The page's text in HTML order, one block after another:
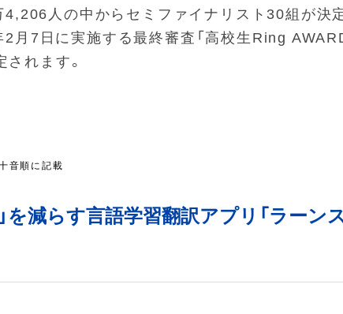
人の中からセミファイナリスト30組が決
月7日に実施する最終審査「高校生Ring
れます。
音順に記載
を減らす言語学習翻訳アプリ「ラーン